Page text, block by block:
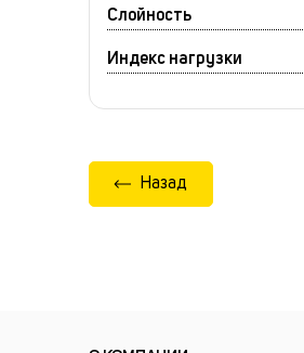
Слойность
Индекс нагрузки
Назад